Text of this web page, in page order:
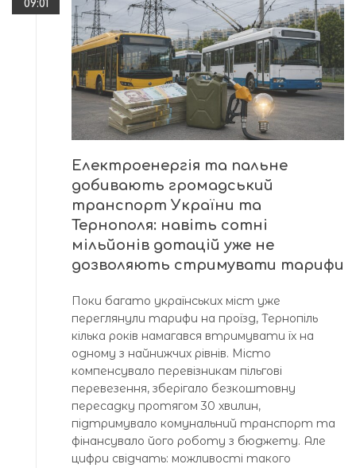
09:01
Електроенергія та пальне
добивають громадський
транспорт України та
Тернополя: навіть сотні
мільйонів дотацій уже не
дозволяють стримувати тарифи
Поки багато українських міст уже
переглянули тарифи на проїзд, Тернопіль
кілька років намагався втримувати їх на
одному з найнижчих рівнів. Місто
компенсувало перевізникам пільгові
перевезення, зберігало безкоштовну
пересадку протягом 30 хвилин,
підтримувало комунальний транспорт та
фінансувало його роботу з бюджету. Але
цифри свідчать: можливості такого